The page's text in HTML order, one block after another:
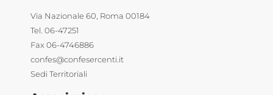
Via Nazionale 60, Roma 00184
Tel. 06-47251
Fax 06-4746886
confes@confesercenti.it
Sedi Territoriali